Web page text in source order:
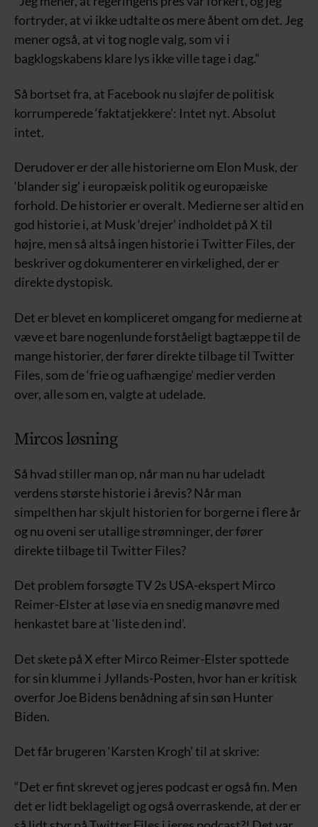
fortryder, at vi ikke udtalte os mere åbent om det. Jeg
mener også, at vi tog nogle valg, som vi i
bagklogskabens klare lys ikke ville tage i dag.”
Så bortset fra, at Facebook nu sløjfer de politisk
korrumperede ‘faktatjekkere’: Intet nyt. Absolut
intet.
Derudover er der alle historierne om Elon Musk, der
‘blander sig’ i europæisk politik og europæiske
forhold. De historier er overalt. Medierne ser altid en
god historie i, at Musk ‘drejer’ indholdet på X til
højre, men så altså ingen historie i Twitter Files, der
beskriver og dokumenterer en virkelighed, der er
direkte dystopisk.
Det er blevet en kompliceret omgang for medierne at
væve et bare nogenlunde forståeligt bagtæppe til de
mange historier, der fører direkte tilbage til Twitter
Files, som de ‘frie og uafhængige’ medier verden
over, alle som en, valgte at udelade.
Mircos løsning
Så hvad stiller man op, når man nu har udeladt
verdens største historie i årevis? Når man
simpelthen har skjult historien for borgerne i flere år
og nu oveni ser utallige strømninger, der fører
direkte tilbage til Twitter Files?
Det problem forsøgte TV 2s USA-ekspert Mirco
Reimer-Elster at løse via en snedig manøvre med
henkastet bare at ‘liste den ind’.
Det skete på X efter Mirco Reimer-Elster spottede
for sin klumme i Jyllands-Posten, hvor han er kritisk
overfor Joe Bidens benådning af sin søn Hunter
Biden.
Det får brugeren ‘Karsten Krogh’ til at skrive:
“Det er fint skrevet og jeres podcast er også fin. Men
det er lidt beklageligt og også overraskende, at der er